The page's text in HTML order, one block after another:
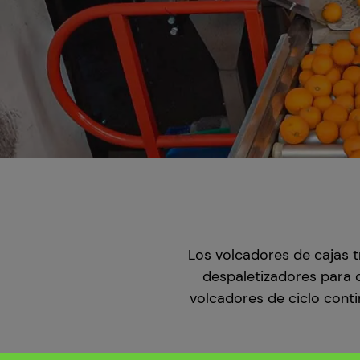
Los volcadores de cajas
despaletizadores
volcadores de ciclo